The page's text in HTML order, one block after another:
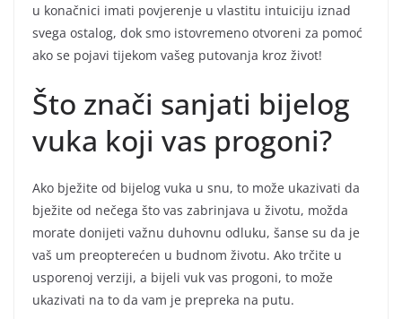
u konačnici imati povjerenje u vlastitu intuiciju iznad
svega ostalog, dok smo istovremeno otvoreni za pomoć
ako se pojavi tijekom vašeg putovanja kroz život!
Što znači sanjati bijelog
vuka koji vas progoni?
Ako bježite od bijelog vuka u snu, to može ukazivati da
bježite od nečega što vas zabrinjava u životu, možda
morate donijeti važnu duhovnu odluku, šanse su da je
vaš um preopterećen u budnom životu. Ako trčite u
usporenoj verziji, a bijeli vuk vas progoni, to može
ukazivati na to da vam je prepreka na putu.